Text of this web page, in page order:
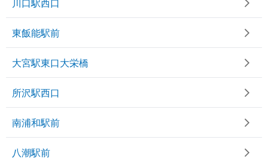
東飯能駅前
大宮駅東口大栄橋
所沢駅西口
南浦和駅前
八潮駅前